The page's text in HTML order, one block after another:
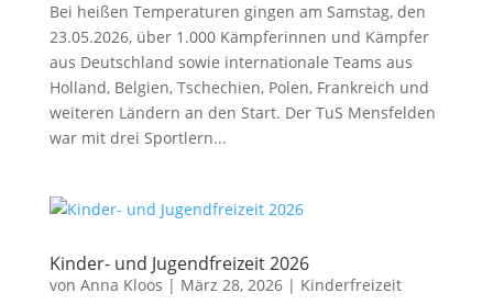
Bei heißen Temperaturen gingen am Samstag, den
23.05.2026, über 1.000 Kämpferinnen und Kämpfer
aus Deutschland sowie internationale Teams aus
Holland, Belgien, Tschechien, Polen, Frankreich und
weiteren Ländern an den Start. Der TuS Mensfelden
war mit drei Sportlern...
Kinder- und Jugendfreizeit 2026
von Anna Kloos | März 28, 2026| Kinderfreizeit